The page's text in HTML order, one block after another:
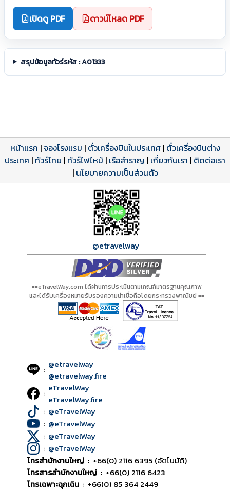
เปิดดู PDF ดาวน์โหลด PDF
สรุปข้อมูลทัวร์รหัส : A01333
โปรแกรมทัวร์
ดาวน์โหลด PDF
รีวิวลูกค้าจริง
รีวิวจาก eTravelWay
เปิดหน้าเต็ม
ใบอนุญาตนำเที่ยว
เลขที่ 11/11450
เปิดหน้าเต็ม
หน้าแรก |จองโรงแรม | ตั๋วเครื่องบินในประเทศ| ตั๋วเครื่องบินต่าง
ประเทศ | ทัวร์ไทย | ทัวร์ไฟไหม้ | เรือสำราญ | เกี่ยวกับเรา | ติดต่อเรา
| นโยบายความเป็นส่วนตัว
@etravelway
==eTravelWay.com ได้ผ่านการประเมินตามเกณฑ์มาตรฐานคุณภาพ
และได้รับเครื่องหมายรับรองความน่าเชื่อถือโดยกระทรวงพาณิชย์ ==
: @etravelway
@etravelway.fire
: eTravelWay
eTravelWay.fire
: @eTravelWay
: @eTravelWay
: @eTravelWay
: @eTravelWay
โทรสำนักงานใหญ่ : +66(0) 2116 6395 (อัตโนมัติ)
โทรสารสำนักงานใหญ่ : +66(0) 2116 6423
โทรเฉพาะฉุกเฉิน : +66(0) 85 364 2449